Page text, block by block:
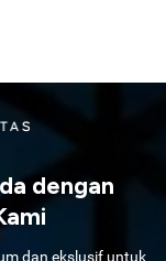
dengan
dan ekslusif untuk